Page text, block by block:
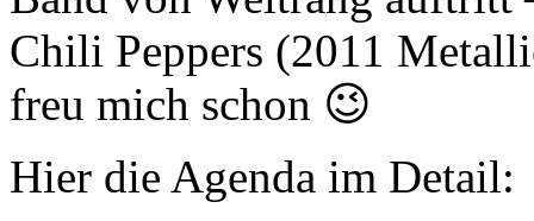
Chili Peppers (2011
freu mich schon 😉
Hier die Agenda im Detail: